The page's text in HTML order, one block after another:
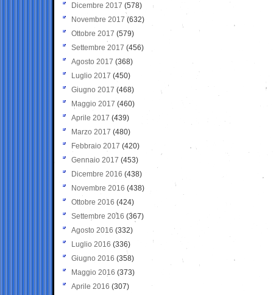
Dicembre 2017 (578)
Novembre 2017 (632)
Ottobre 2017 (579)
Settembre 2017 (456)
Agosto 2017 (368)
Luglio 2017 (450)
Giugno 2017 (468)
Maggio 2017 (460)
Aprile 2017 (439)
Marzo 2017 (480)
Febbraio 2017 (420)
Gennaio 2017 (453)
Dicembre 2016 (438)
Novembre 2016 (438)
Ottobre 2016 (424)
Settembre 2016 (367)
Agosto 2016 (332)
Luglio 2016 (336)
Giugno 2016 (358)
Maggio 2016 (373)
Aprile 2016 (307)